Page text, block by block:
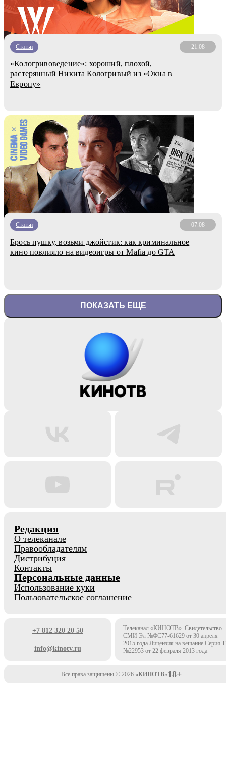
Статьи 21.08
«Кологривоведение»: хороший, плохой,
растерянный Никита Кологривый из «Окна в
Европу»
Статьи 07.08
Брось пушку, возьми джойстик: как криминальное
кино повлияло на видеоигры от Mafia до GTA
ПОКАЗАТЬ ЕЩЕ
Редакция
О телеканале
Правообладателям
Дистрибуция
Контакты
Персональные данные
Использование куки
Пользовательское соглашение
+7 812 320 20 50
info@kinotv.ru
Телеканал «КИНОТВ». Свидетельство
СМИ Эл №ФС77-61629 от 30 апреля
2015 года Лицензия на вещание Серия
№22953 от 22 февраля 2013 года
Все права защищены © 2026 «КИНОТВ»18+